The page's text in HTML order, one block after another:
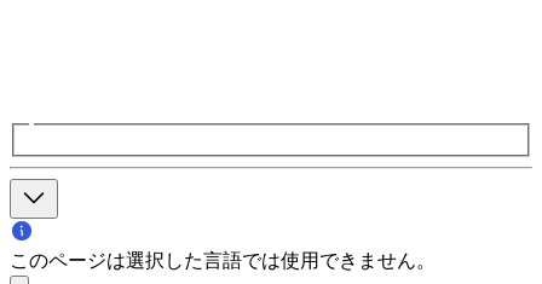
このページは選択した言語では使用できません。